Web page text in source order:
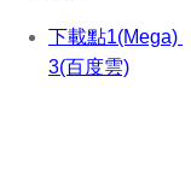
下載點1(Mega)
3(百度雲)